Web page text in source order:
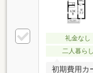
礼金なし
二人暮らし
初期費用カ